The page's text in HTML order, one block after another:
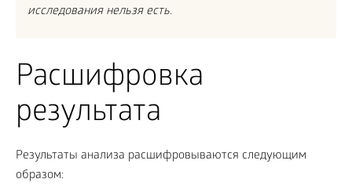
исследования нельзя есть.
Расшифровка
результата
Результаты анализа расшифровываются следующим
образом: